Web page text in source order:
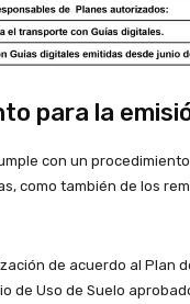
para la
con un
como también de los
de acuerdo al Plan
de Uso de Suelo